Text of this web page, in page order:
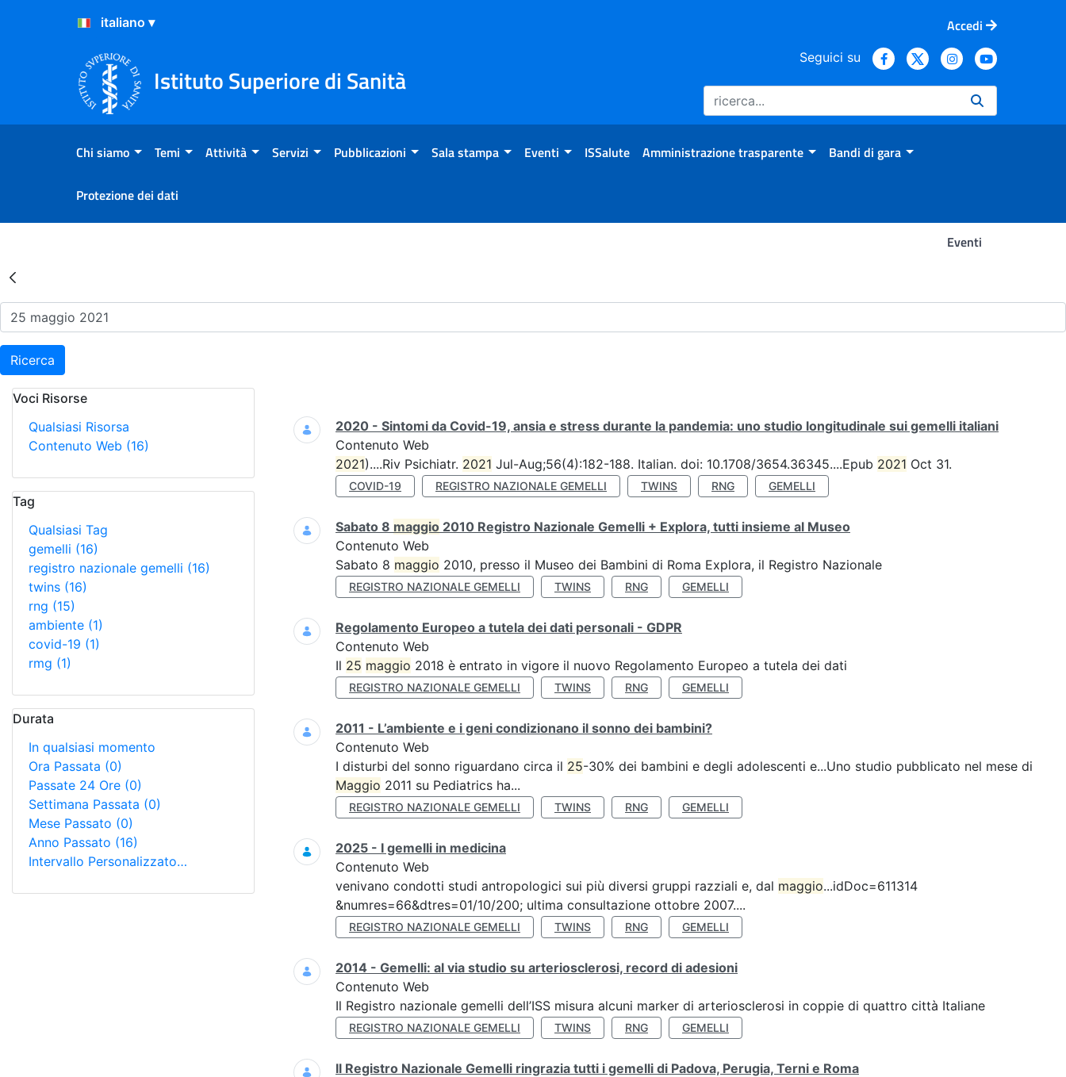
Salta al Contenuto
Salta al Footer
Accedi
Istituto Superiore di Sanità
Seguici su
Chi siamo Temi Attività Servizi Pubblicazioni Sala stampa Eventi ISSalute Amministrazione trasparente Bandi di gara
Protezione dei dati
Eventi
Risultati della Ricerca - Eventi
Ricerca
Voci Risorse
Qualsiasi Risorsa
Contenuto Web (16)
Tag
Qualsiasi Tag
gemelli (16)
registro nazionale gemelli (16)
twins (16)
rng (15)
ambiente (1)
covid-19 (1)
rmg (1)
Durata
In qualsiasi momento
Ora Passata (0)
Passate 24 Ore (0)
Settimana Passata (0)
Mese Passato (0)
Anno Passato (16)
Intervallo Personalizzato…
Ricerca
2020 - Sintomi da Covid-19, ansia e stress durante la pandemia: uno studio longitudinale sui gemelli italiani
Contenuto Web
2021)....Riv Psichiatr. 2021 Jul-Aug;56(4):182-188. Italian. doi: 10.1708/3654.36345....Epub 2021 Oct 31.
COVID-19 REGISTRO NAZIONALE GEMELLI TWINS RNG GEMELLI
Sabato 8 maggio 2010 Registro Nazionale Gemelli + Explora, tutti insieme al Museo
Contenuto Web
Sabato 8 maggio 2010, presso il Museo dei Bambini di Roma Explora, il Registro Nazionale
REGISTRO NAZIONALE GEMELLI TWINS RNG GEMELLI
Regolamento Europeo a tutela dei dati personali - GDPR
Contenuto Web
Il 25 maggio 2018 è entrato in vigore il nuovo Regolamento Europeo a tutela dei dati
REGISTRO NAZIONALE GEMELLI TWINS RNG GEMELLI
2011 - L’ambiente e i geni condizionano il sonno dei bambini?
Contenuto Web
I disturbi del sonno riguardano circa il 25-30% dei bambini e degli adolescenti e...Uno studio pubblicato nel mese di
Maggio 2011 su Pediatrics ha...
REGISTRO NAZIONALE GEMELLI TWINS RNG GEMELLI
2025 - I gemelli in medicina
Contenuto Web
venivano condotti studi antropologici sui più diversi gruppi razziali e, dal maggio...idDoc=611314
&numres=66&dtres=01/10/200; ultima consultazione ottobre 2007....
REGISTRO NAZIONALE GEMELLI TWINS RNG GEMELLI
2014 - Gemelli: al via studio su arteriosclerosi, record di adesioni
Contenuto Web
Il Registro nazionale gemelli dell’ISS misura alcuni marker di arteriosclerosi in coppie di quattro città Italiane
REGISTRO NAZIONALE GEMELLI TWINS RNG GEMELLI
Il Registro Nazionale Gemelli ringrazia tutti i gemelli di Padova, Perugia, Terni e Roma